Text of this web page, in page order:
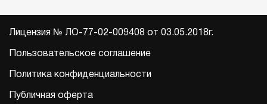
Лицензия № ЛО-77-02-009408 от 03.05.2018г.
Пользовательское соглашение
Политика конфиденциальности
Публичная оферта